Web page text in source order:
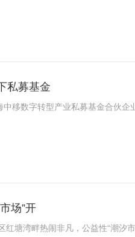
私募基金
移数字转型产业私募基金合伙企
场”开
红塘湾畔热闹非凡，公益性“潮汐